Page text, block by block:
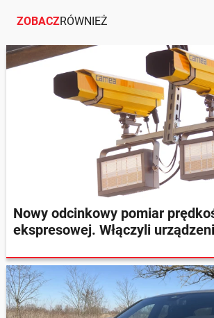
ZOBACZRÓWNIEŻ
Nowy odcinkowy pomiar
ekspresowej. Włączyli